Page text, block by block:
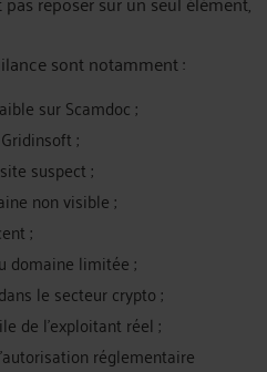
sont notamment :
sur Scamdoc ;
;
suspect ;
non visible ;
;
domaine limitée ;
le secteur crypto ;
de l’exploitant réel ;
réglementaire